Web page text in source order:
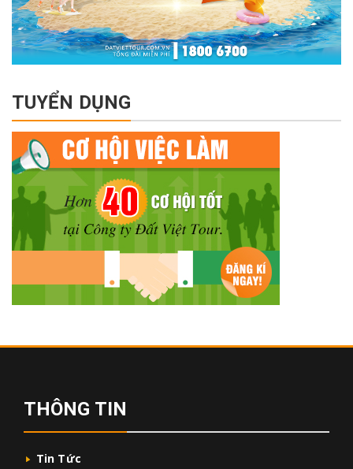
TUYỂN DỤNG
THÔNG TIN
Tin Tức